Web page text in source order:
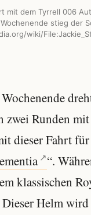
mit dem Tyrrell 006
stieg der
wiki/
zwei Runden
dieser Fahrt
“.
klassischen
Dieser Helm